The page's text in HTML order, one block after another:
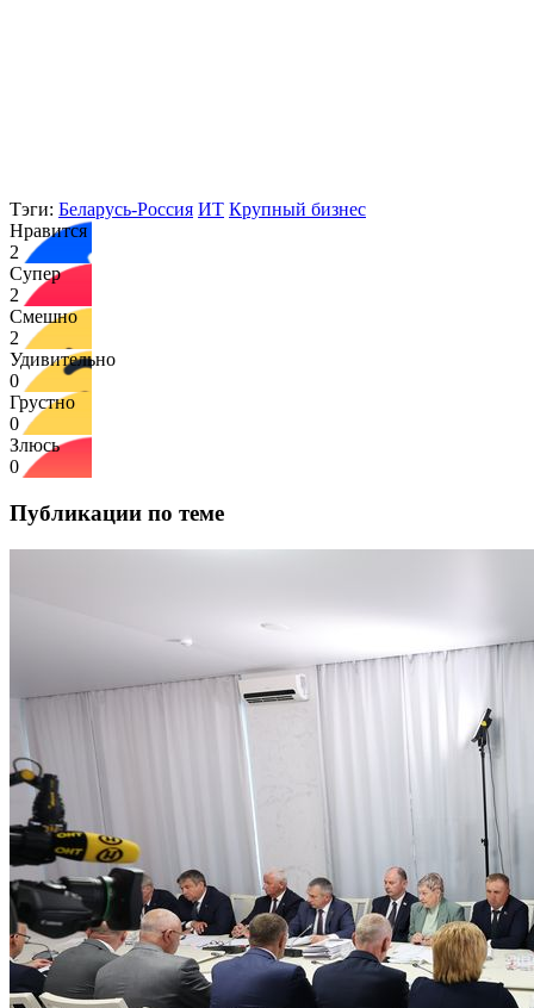
Тэги: Беларусь-Россия ИТ Крупный бизнес
Нравится
2
Супер
2
Смешно
2
Удивительно
0
Грустно
0
Злюсь
0
Публикации по теме